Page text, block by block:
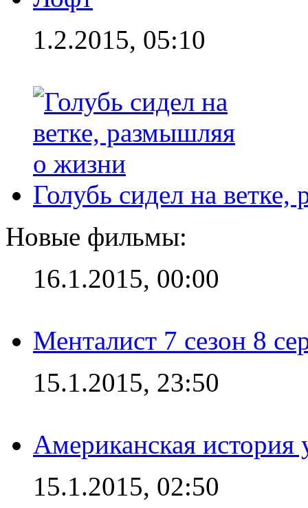
1.2.2015, 05:10
Голубь сидел на
Новые фильмы:
16.1.2015, 00:00
Менталист 7 сезон 8
15.1.2015, 23:50
Американская история
15.1.2015, 02:50